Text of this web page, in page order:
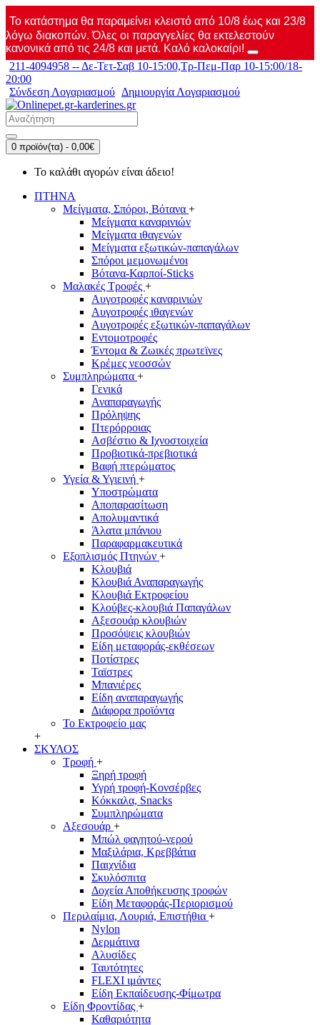
Το κατάστημα θα παραμείνει κλειστό από 10/8 έως και 23/8
λόγω διακοπών. Όλες οι παραγγελίες θα εκτελεστούν
κανονικά από τις 24/8 και μετά. Καλό καλοκαίρι!
211-4094958 -- Δε-Τετ-Σαβ 10-15:00,Τρ-Πεμ-Παρ 10-15:00/18-
20:00
Σύνδεση Λογαριασμού Δημιουργία Λογαριασμού
0 προϊόν(τα) - 0,00€
Το καλάθι αγορών είναι άδειο!
ΠΤΗΝΑ
Μείγματα, Σπόροι, Βότανα +
Μείγματα καναρινιών
Μείγματα ιθαγενών
Μείγματα εξωτικών-παπαγάλων
Σπόροι μεμονωμένοι
Βότανα-Καρποί-Sticks
Μαλακές Τροφές +
Αυγοτροφές καναρινιών
Αυγοτροφές ιθαγενών
Αυγοτροφές εξωτικών-παπαγάλων
Εντομοτροφές
Έντομα & Ζωικές πρωτεϊνες
Κρέμες νεοσσών
Συμπληρώματα +
Γενικά
Αναπαραγωγής
Πρόληψης
Πτερόρροιας
Ασβέστιο & Ιχνοστοιχεία
Προβιοτικά-πρεβιοτικά
Βαφή πτερώματος
Υγεία & Υγιεινή +
Υποστρώματα
Αποπαρασίτωση
Απολυμαντικά
Άλατα μπάνιου
Παραφαρμακευτικά
Εξοπλισμός Πτηνών +
Κλουβιά
Κλουβιά Αναπαραγωγής
Κλουβιά Eκτροφείου
Κλούβες-κλουβιά Παπαγάλων
Αξεσουάρ κλουβιών
Προσόψεις κλουβιών
Είδη μεταφοράς-εκθέσεων
Ποτίστρες
Ταϊστρες
Μπανιέρες
Είδη αναπαραγωγής
Διάφορα προϊόντα
Το Εκτροφείο μας
+
ΣΚΥΛΟΣ
Τροφή +
Ξηρή τροφή
Υγρή τροφή-Κονσέρβες
Κόκκαλα, Snacks
Συμπληρώματα
Αξεσουάρ +
Μπώλ φαγητού-νερού
Μαξιλάρια, Κρεββάτια
Παιχνίδια
Σκυλόσπιτα
Δοχεία Αποθήκευσης τροφών
Είδη Μεταφοράς-Περιορισμού
Περιλαίμια, Λουριά, Επιστήθια +
Nylon
Δερμάτινα
Αλυσίδες
Ταυτότητες
FLEXI ιμάντες
Είδη Εκπαίδευσης-Φίμωτρα
Είδη Φροντίδας +
Καθαριότητα